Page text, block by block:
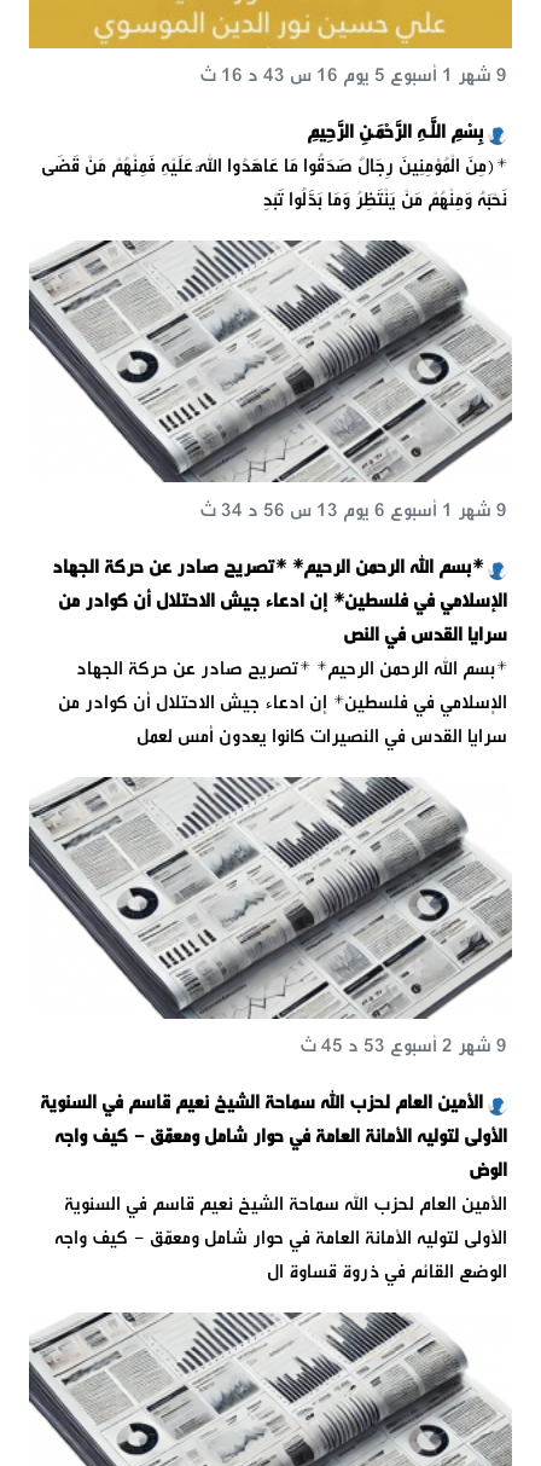
بِسْمِ اللَّـهِ الرَّحْمَـٰنِ الرَّحِيمِ
9 شهر 1 أسبوع 5 يوم 16 س 43 د 16 ث
*{مِنَ الْمُؤْمِنِينَ رِجَالٌ صَدَقُوا مَا عَاهَدُوا اللَّهَ عَلَيْهِ فَمِنْهُمْ مَنْ قَضَى
نَحْبَهُ وَمِنْهُمْ مَنْ يَنْتَظِرُ وَمَا بَدَّلُوا تَبْدِ
*بسم الله الرحمن الرحيم* *تصريح صادر عن حركة الجهاد
الإسلامي في فلسطين* إن ادعاء جيش الاحتلال أن كوادر من
سرايا القدس في النص
9 شهر 1 أسبوع 6 يوم 13 س 56 د 34 ث
*بسم الله الرحمن الرحيم* *تصريح صادر عن حركة الجهاد
الإسلامي في فلسطين* إن ادعاء جيش الاحتلال أن كوادر من
سرايا القدس في النصيرات كانوا يعدون أمس لعمل
الأمين العام لحزب الله سماحة الشيخ نعيم قاسم في السنوية
الأولى لتوليه الأمانة العامة في حوار شامل ومعمّق - كيف واجه
الوض
9 شهر 2 أسبوع 53 د 45 ث
الأمين العام لحزب الله سماحة الشيخ نعيم قاسم في السنوية
الأولى لتوليه الأمانة العامة في حوار شامل ومعمّق - كيف واجه
الوضع القائم في ذروة قساوة ال